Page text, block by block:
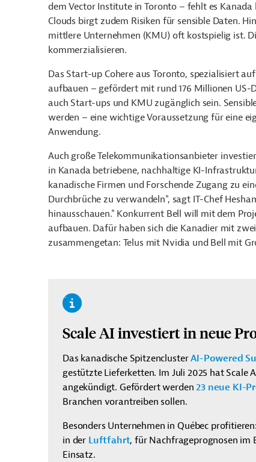
dem Vector Institute in Toronto – fehlt es
Clouds birgt zudem Risiken für sensible Daten.
mittlere Unternehmen (KMU) oft kostspielig ist.
kommerzialisieren.
Das Start-up Cohere aus Toronto, spezialisiert
aufbauen – gefördert mit rund 176 Millionen US-
auch Start-ups und KMU zugänglich sein.
werden – eine wichtige Voraussetzung für eine
Anwendung.
Auch große Telekommunikationsanbieter
in Kanada betriebene, nachhaltige KI-
kanadische Firmen und Forschende Zugang zu
Durchbrüche zu verwandeln", sagt IT-Chef
hinausschauen." Konkurrent Bell will mit dem
aufbauen. Dafür haben sich die Kanadier mit
zusammengetan: Telus mit Nvidia und Bell mit
Scale AI investiert in neue
Das kanadische SpitzenclusterAI-Powered
gestützte Lieferketten. Im Juli 2025 hat Scale
angekündigt. Gefördert werden23 neue KI-
Branchen vorantreiben sollen.
Besonders Unternehmen in Québec
in der Luftfahrt, für Nachfrageprognosen im
Einsatz.